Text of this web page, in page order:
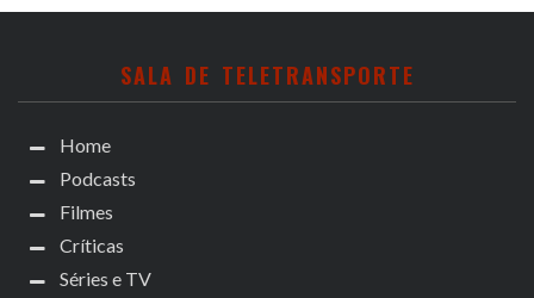
SALA DE TELETRANSPORTE
Home
Podcasts
Filmes
Críticas
Séries e TV